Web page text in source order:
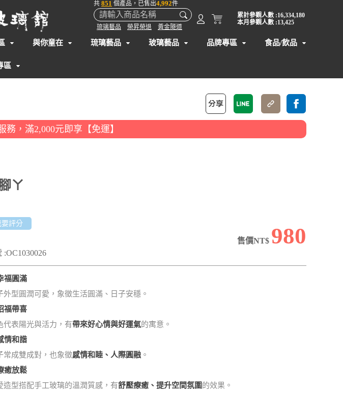
共 851 個產品，已售出4,992件
琉璃藝品 榮昇榮退 黃金隧道
累計參觀人數 :16,334,180
本月參觀人數 :13,425
與你童在 琉璃藝品 玻璃藝品 品牌專區 食品/飲品
區
，滿2,000元即享【免運】
ㄚ
要評分
售價NT$ 980
:OC1030026
福圓滿
外型圓潤可愛，象徵生活圓滿、日子安穩。
福帶喜
代表陽光與活力，有帶來好心情與好運氣的寓意。
情和諧
常成雙成對，也象徵感情和睦、人際圓融 。
癒放鬆
造型搭配手工玻璃的溫潤質感，有舒壓療癒、提升空間氛圍的效果。